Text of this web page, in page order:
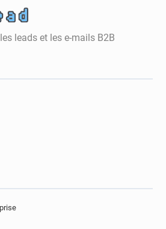
leads et les e-mails B2B